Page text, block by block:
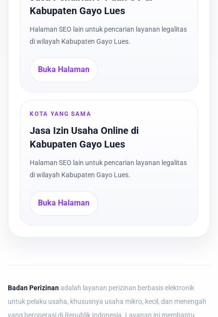
Kabupaten Gayo Lues
Halaman SEO lain untuk pencarian layanan legalitas
di wilayah Kabupaten Gayo Lues.
Buka Halaman
KOTA YANG SAMA
Jasa Izin Usaha Online di
Kabupaten Gayo Lues
Halaman SEO lain untuk pencarian layanan legalitas
di wilayah Kabupaten Gayo Lues.
Buka Halaman
Badan Perizinan adalah layanan perizinan berbasis elektronik
untuk pelaku usaha, khususnya usaha mikro, kecil, dan menengah
yang beroperasi di Republik Indonesia. Layanan ini membantu